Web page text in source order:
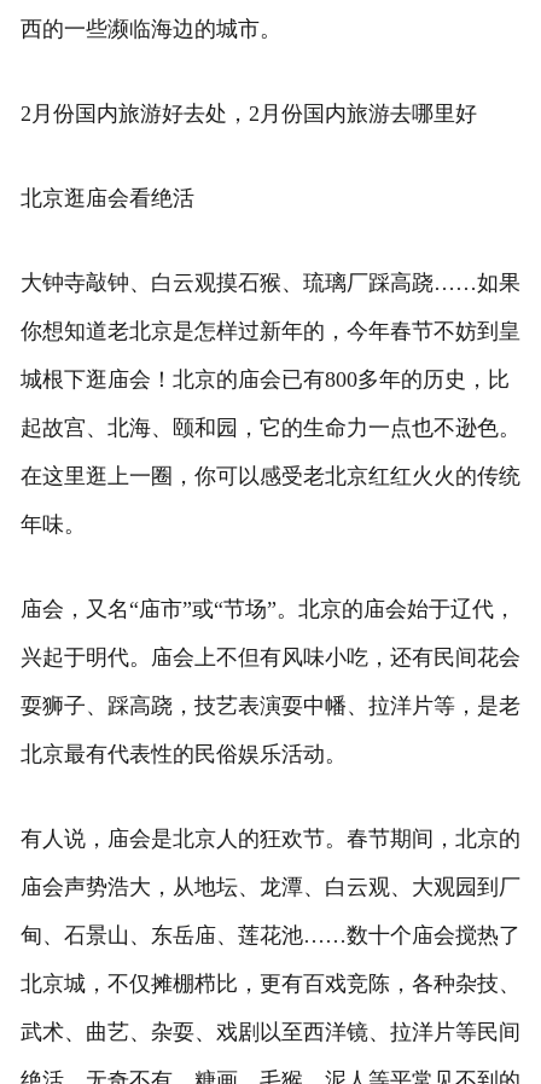
西的一些濒临海边的城市。
2月份国内旅游好去处，2月份国内旅游去哪里好
北京逛庙会看绝活
大钟寺敲钟、白云观摸石猴、琉璃厂踩高跷……如果
你想知道老北京是怎样过新年的，今年春节不妨到皇
城根下逛庙会！北京的庙会已有800多年的历史，比
起故宫、北海、颐和园，它的生命力一点也不逊色。
在这里逛上一圈，你可以感受老北京红红火火的传统
年味。
庙会，又名“庙市”或“节场”。北京的庙会始于辽代，
兴起于明代。庙会上不但有风味小吃，还有民间花会
耍狮子、踩高跷，技艺表演耍中幡、拉洋片等，是老
北京最有代表性的民俗娱乐活动。
有人说，庙会是北京人的狂欢节。春节期间，北京的
庙会声势浩大，从地坛、龙潭、白云观、大观园到厂
甸、石景山、东岳庙、莲花池……数十个庙会搅热了
北京城，不仅摊棚栉比，更有百戏竞陈，各种杂技、
武术、曲艺、杂耍、戏剧以至西洋镜、拉洋片等民间